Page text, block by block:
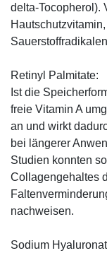
delta-Tocopherol).
Retinyl Palmitate:
Ist die
freie Vitamin A
an und wirkt
bei längerer
Studien konnten
Collagengehaltes
nachweisen.
Sodium